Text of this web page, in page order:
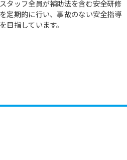
スタッフ全員が補助法を含む安全研修
を定期的に行い、事故のない安全指導
を目指しています。